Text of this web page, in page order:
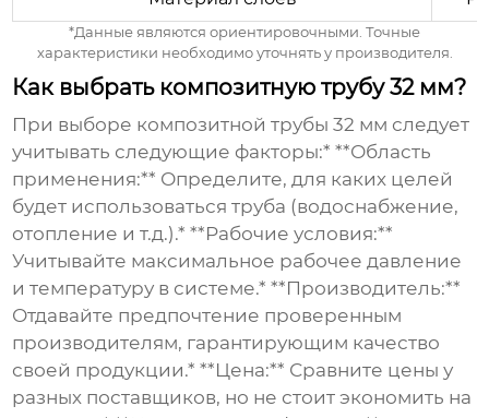
*Данные являются ориентировочными. Точные
характеристики необходимо уточнять у производителя.
Как выбрать композитную трубу 32 мм?
При выборе композитной трубы 32 мм следует
учитывать следующие факторы:* **Область
применения:** Определите, для каких целей
будет использоваться труба (водоснабжение,
отопление и т.д.).* **Рабочие условия:**
Учитывайте максимальное рабочее давление
и температуру в системе.* **Производитель:**
Отдавайте предпочтение проверенным
производителям, гарантирующим качество
своей продукции.* **Цена:** Сравните цены у
разных поставщиков, но не стоит экономить на